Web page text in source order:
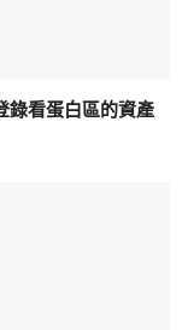
錄看蛋白區的資產